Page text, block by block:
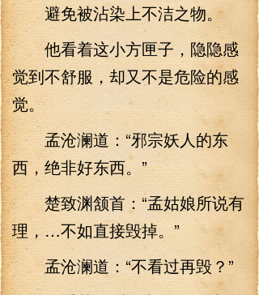
避免被沾染上不洁之物。
他看着这小方匣子，隐隐感
觉到不舒服，却又不是危险的感
觉。
孟沧澜道：“邪宗妖人的东
西，绝非好东西。”
楚致渊颔首：“孟姑娘所说有
理，…不如直接毁掉。”
孟沧澜道：“不看过再毁？”